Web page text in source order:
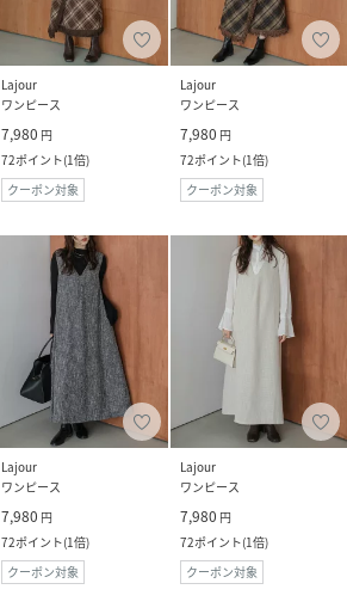
Lajour
ワンピース
7,980 円
72ポイント(1倍)
クーポン対象
Lajour
ワンピース
7,980 円
72ポイント(1倍)
クーポン対象
Lajour
ワンピース
7,980 円
72ポイント(1倍)
クーポン対象
Lajour
ワンピース
7,980 円
72ポイント(1倍)
クーポン対象